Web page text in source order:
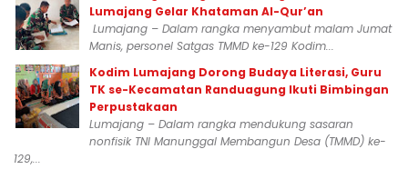
Lumajang Gelar Khataman Al-Qur’an
Lumajang – Dalam rangka menyambut malam Jumat
Manis, personel Satgas TMMD ke-129 Kodim...
Kodim Lumajang Dorong Budaya Literasi, Guru
TK se-Kecamatan Randuagung Ikuti Bimbingan
Perpustakaan
Lumajang – Dalam rangka mendukung sasaran
nonfisik TNI Manunggal Membangun Desa (TMMD) ke-
129,...